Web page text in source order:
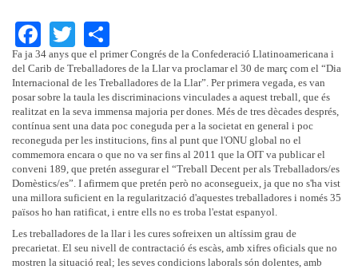
Facebook
Twitter
Fa ja 34 anys que el primer Congrés de la Confederació Llatinoamericana i
del Carib de Treballadores de la Llar va proclamar el 30 de març com el “Dia
Internacional de les Treballadores de la Llar”. Per primera vegada, es van
posar sobre la taula les discriminacions vinculades a aquest treball, que és
realitzat en la seva immensa majoria per dones. Més de tres dècades després,
contínua sent una data poc coneguda per a la societat en general i poc
reconeguda per les institucions, fins al punt que l'ONU global no el
commemora encara o que no va ser fins al 2011 que la OIT va publicar el
conveni 189, que pretén assegurar el “Treball Decent per als Treballadors/es
Domèstics/es”. I afirmem que pretén però no aconsegueix, ja que no s'ha vist
una millora suficient en la regularització d'aquestes treballadores i només 35
països ho han ratificat, i entre ells no es troba l'estat espanyol.
Les treballadores de la llar i les cures sofreixen un altíssim grau de
precarietat. El seu nivell de contractació és escàs, amb xifres oficials que no
mostren la situació real; les seves condicions laborals són dolentes, amb